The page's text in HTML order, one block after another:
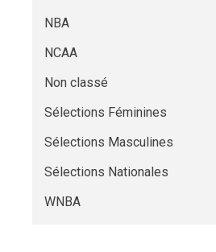
NBA
NCAA
Non classé
Sélections Féminines
Sélections Masculines
Sélections Nationales
WNBA